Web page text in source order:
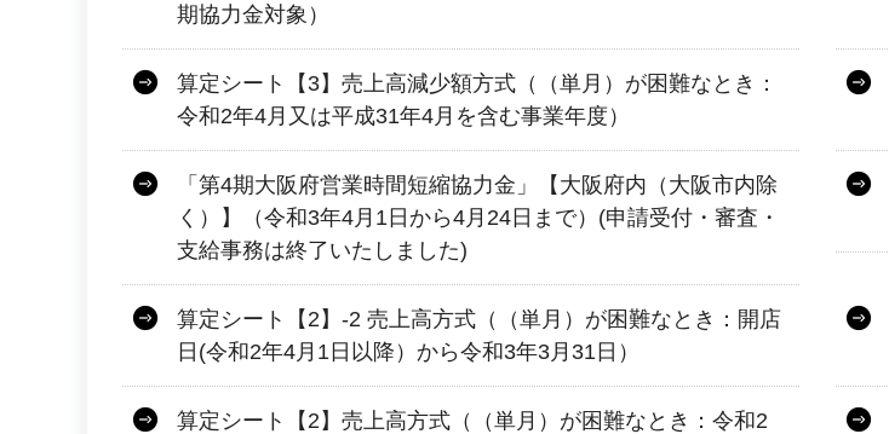
期協力金対象）
算定シート【3】売上高減少額方式（（単月）が困難なとき：
令和2年4月又は平成31年4月を含む事業年度）
「第4期大阪府営業時間短縮協力金」【大阪府内（大阪市内除
く）】（令和3年4月1日から4月24日まで）(申請受付・審査・
支給事務は終了いたしました)
算定シート【2】-2 売上高方式（（単月）が困難なとき：開店
日(令和2年4月1日以降）から令和3年3月31日）
算定シート【2】売上高方式（（単月）が困難なとき：令和2